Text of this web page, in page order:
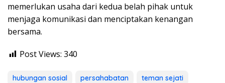
memerlukan usaha dari kedua belah pihak untuk
menjaga komunikasi dan menciptakan kenangan
bersama.
Post Views: 340
hubungan sosial persahabatan
teman sejati